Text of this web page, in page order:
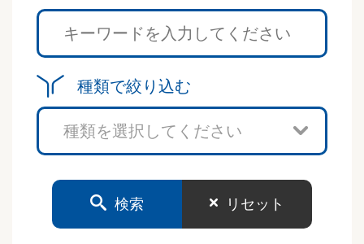
種類で絞り込む
検索 リセット